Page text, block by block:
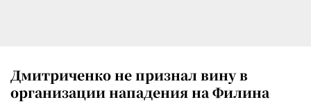
Дмитриченко не признал вину в
организации нападения на Филина